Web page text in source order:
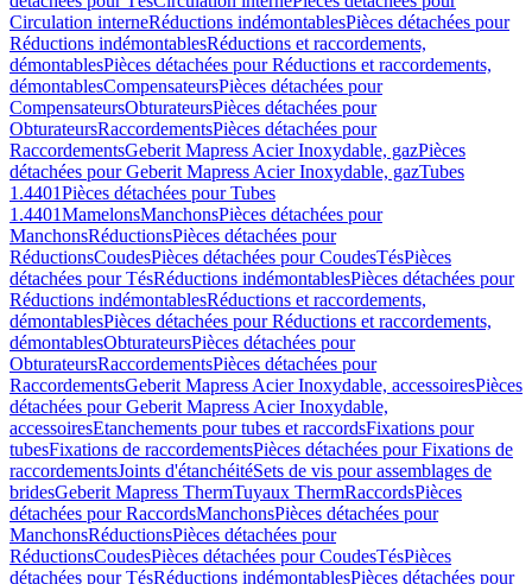
Circulation interneRéductions indémontablesPièces détachées pour
Réductions indémontablesRéductions et raccordements,
démontablesPièces détachées pour Réductions et raccordements,
démontablesCompensateursPièces détachées pour
CompensateursObturateursPièces détachées pour
ObturateursRaccordementsPièces détachées pour
RaccordementsGeberit Mapress Acier Inoxydable, gazPièces
détachées pour Geberit Mapress Acier Inoxydable, gazTubes
1.4401Pièces détachées pour Tubes
1.4401MamelonsManchonsPièces détachées pour
ManchonsRéductionsPièces détachées pour
RéductionsCoudesPièces détachées pour CoudesTésPièces
détachées pour TésRéductions indémontablesPièces détachées pour
Réductions indémontablesRéductions et raccordements,
démontablesPièces détachées pour Réductions et raccordements,
démontablesObturateursPièces détachées pour
ObturateursRaccordementsPièces détachées pour
RaccordementsGeberit Mapress Acier Inoxydable, accessoiresPièces
détachées pour Geberit Mapress Acier Inoxydable,
accessoiresEtanchements pour tubes et raccordsFixations pour
tubesFixations de raccordementsPièces détachées pour Fixations de
raccordementsJoints d'étanchéitéSets de vis pour assemblages de
bridesGeberit Mapress ThermTuyaux ThermRaccordsPièces
détachées pour RaccordsManchonsPièces détachées pour
ManchonsRéductionsPièces détachées pour
RéductionsCoudesPièces détachées pour CoudesTésPièces
détachées pour TésRéductions indémontablesPièces détachées pour